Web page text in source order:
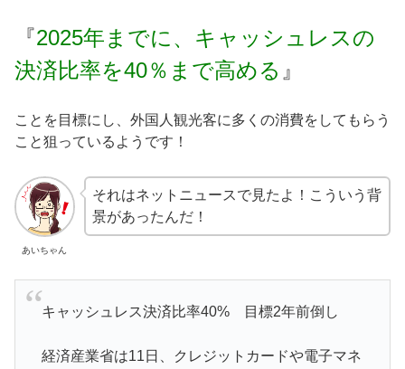
『2025年までに、キャッシュレスの
決済比率を40％まで高める 』
ことを目標にし、外国人観光客に多くの消費をしてもらう
こと狙っているようです！
あいちゃん
それはネットニュースで見たよ！こういう背
景があったんだ！
キャッシュレス決済比率40% 目標2年前倒し
経済産業省は11日、クレジットカードや電子マネ